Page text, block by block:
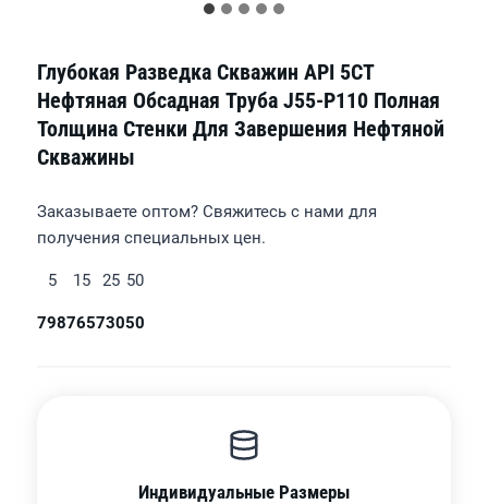
Глубокая Разведка Скважин API 5CT
Нефтяная Обсадная Труба J55-P110 Полная
Толщина Стенки Для Завершения Нефтяной
Скважины
Заказываете оптом? Свяжитесь с нами для
получения специальных цен.
5
798
15
765
25
730
50
50
Индивидуальные Размеры